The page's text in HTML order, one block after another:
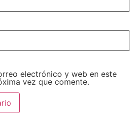
electrónico y web en este
vez que comente.